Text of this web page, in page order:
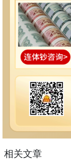
相关文章